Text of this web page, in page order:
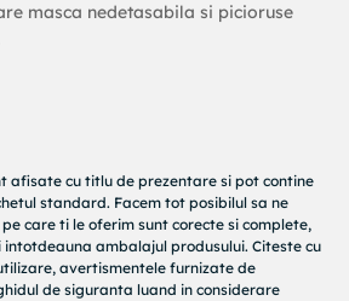
masca nedetasabila si picioruse
afisate cu titlu de prezentare si pot contine
standard. Facem tot posibilul sa ne
care ti le oferim sunt corecte si complete,
intotdeauna ambalajul produsului. Citeste cu
avertismentele furnizate de
de siguranta luand in considerare